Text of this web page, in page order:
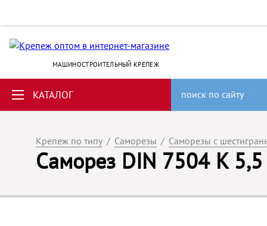
МАШИНОСТРОИТЕЛЬНЫЙ КРЕПЕЖ
КАТАЛОГ поиск по сайту
Крепеж по типу / Саморезы / Саморезы с
Саморез DIN 7504 K